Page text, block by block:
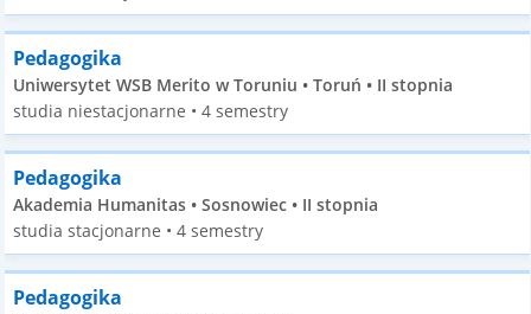
Pedagogika
Uniwersytet WSB Merito w Toruniu • Toruń • II stopnia
studia niestacjonarne • 4 semestry
Pedagogika
Akademia Humanitas • Sosnowiec • II stopnia
studia stacjonarne • 4 semestry
Pedagogika